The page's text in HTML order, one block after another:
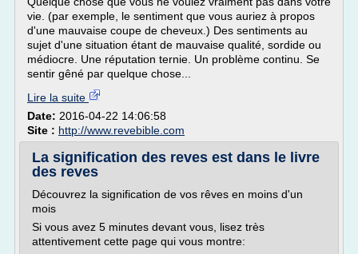
vie. (par exemple, le sentiment que vous auriez à propos
d'une mauvaise coupe de cheveux.) Des sentiments au
sujet d'une situation étant de mauvaise qualité, sordide ou
médiocre. Une réputation ternie. Un problème continu. Se
sentir gêné par quelque chose...
Lire la suite
Date: 2016-04-22 14:06:58
Site : http://www.revebible.com
La signification des reves est dans le livre
des reves
Découvrez la signification de vos rêves en moins d'un
mois
Si vous avez 5 minutes devant vous, lisez très
attentivement cette page qui vous montre: